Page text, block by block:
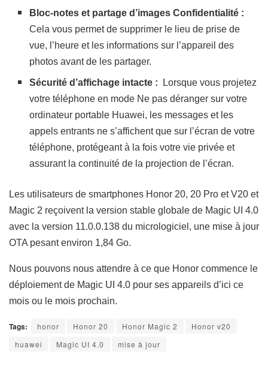
Bloc-notes et partage d’images Confidentialité :
Cela vous permet de supprimer le lieu de prise de
vue, l’heure et les informations sur l’appareil des
photos avant de les partager.
Sécurité d’affichage intacte :
Lorsque vous projetez
votre téléphone en mode Ne pas déranger sur votre
ordinateur portable Huawei, les messages et les
appels entrants ne s’affichent que sur l’écran de votre
téléphone, protégeant à la fois votre vie privée et
assurant la continuité de la projection de l’écran.
Les utilisateurs de smartphones Honor 20, 20 Pro et V20 et
Magic 2 reçoivent la version stable globale de Magic UI 4.0
avec la version 11.0.0.138 du micrologiciel, une mise à jour
OTA pesant environ 1,84 Go.
Nous pouvons nous attendre à ce que Honor commence le
déploiement de Magic UI 4.0 pour ses appareils d’ici ce
mois ou le mois prochain.
Tags: honor Honor 20 Honor Magic 2
Honor v20
huawei
Magic UI 4.0 mise à jour